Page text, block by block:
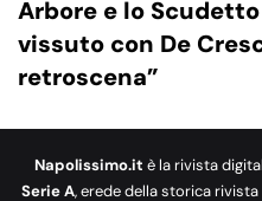
Arbore e lo Scudetto
vissuto con De
retroscena”
Napolissimo.it è la rivista
Serie A, erede della storica